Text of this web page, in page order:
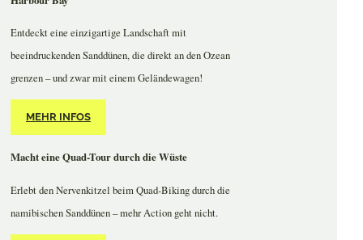
Entdeckt eine einzigartige Landschaft mit
beeindruckenden Sanddünen, die direkt an den Ozean
grenzen – und zwar mit einem Geländewagen!
MEHR INFOS
Macht eine Quad-Tour durch die Wüste
Erlebt den Nervenkitzel beim Quad-Biking durch die
namibischen Sanddünen – mehr Action geht nicht.